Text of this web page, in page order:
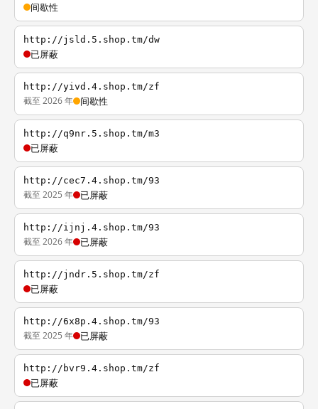
间歇性
http://jsld.5.shop.tm/dw
已屏蔽
http://yivd.4.shop.tm/zf
截至 2026 年 间歇性
http://q9nr.5.shop.tm/m3
已屏蔽
http://cec7.4.shop.tm/93
截至 2025 年 已屏蔽
http://ijnj.4.shop.tm/93
截至 2026 年 已屏蔽
http://jndr.5.shop.tm/zf
已屏蔽
http://6x8p.4.shop.tm/93
截至 2025 年 已屏蔽
http://bvr9.4.shop.tm/zf
已屏蔽